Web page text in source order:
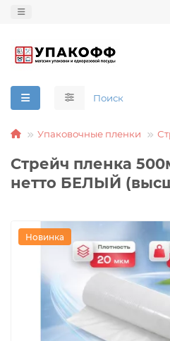
Упаковочные пленки
Стрейч пленка
нетто БЕЛЫЙ
Новинка